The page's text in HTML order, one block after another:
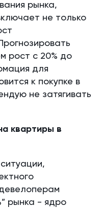
рынка,
не только
рост с 20% до
для
к покупке в
не затягивать
квартиры в
рынка - ядро